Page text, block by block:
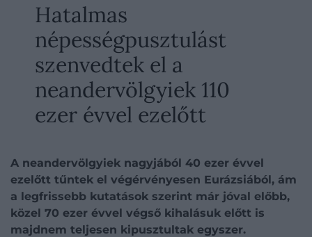
Hatalmas
népességpusztulást
szenvedtek el a
neandervölgyiek 110
ezer évvel ezelőtt
A neandervölgyiek nagyjából 40 ezer évvel
ezelőtt tűntek el végérvényesen Eurázsiából, ám
a legfrissebb kutatások szerint már jóval előbb,
közel 70 ezer évvel végső kihalásuk előtt is
majdnem teljesen kipusztultak egyszer.